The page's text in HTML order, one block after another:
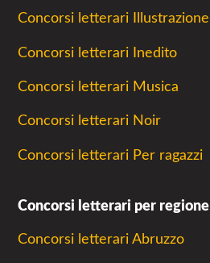
Concorsi letterari Illustrazione
Concorsi letterari Inedito
Concorsi letterari Musica
Concorsi letterari Noir
Concorsi letterari Per ragazzi
Concorsi letterari per regione
Concorsi letterari Abruzzo